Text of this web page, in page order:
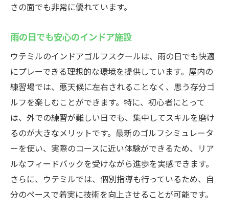
さの面でも非常に優れています。
雨の日でも安心のインドア施設
ウテミルのインドアゴルフスクールは、雨の日でも快適
にプレーできる理想的な環境を提供しています。屋内の
練習場では、悪天候に左右されることなく、思う存分ゴ
ルフを楽しむことができます。特に、初心者にとって
は、外での練習が難しい日でも、集中してスキルを磨け
るのが大きなメリットです。最新のゴルフシミュレータ
ーを使い、実際のコースに近い体験ができるため、リア
ルなフィードバックを受けながら進歩を実感できます。
さらに、ウテミルでは、個別指導も行っているため、自
分のペースで着実に技術を向上させることが可能です。